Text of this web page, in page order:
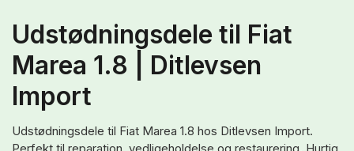
Udstødningsdele til Fiat
Marea 1.8 | Ditlevsen
Import
Udstødningsdele til Fiat Marea 1.8 hos Ditlevsen Import.